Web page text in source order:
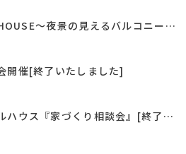
[オープンハウス] OPEN HOUSE～夜景の見えるバルコニー～[終了いたしました]
開催[終了いたしました]
[モデルハウス] 清月モデルハウス『家づくり相談会』[終了いたしました]